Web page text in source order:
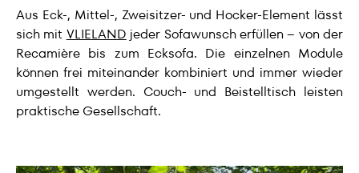
Aus Eck-, Mittel-, Zweisitzer- und Hocker-Element lässt
sich mit VLIELAND jeder Sofawunsch erfüllen – von der
Recamière bis zum Ecksofa. Die einzelnen Module
können frei miteinander kombiniert und immer wieder
umgestellt werden. Couch- und Beistelltisch leisten
praktische Gesellschaft.